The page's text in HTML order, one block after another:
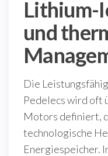
Lithium-
und
Die
Pedelecs wird oft
Motors definiert,
technologische
Energiespeicher.